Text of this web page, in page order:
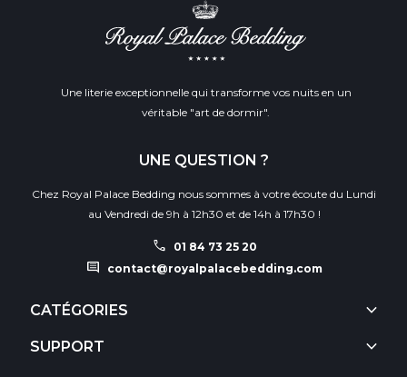
Une literie exceptionnelle qui transforme vos nuits en un
véritable "art de dormir".
UNE QUESTION ?
Chez Royal Palace Bedding nous sommes à votre écoute du Lundi
au Vendredi de 9h à 12h30 et de 14h à 17h30 !
call 01 84 73 25 20
comment contact@royalpalacebedding.com
CATÉGORIES keyboard_arrow_down
SUPPORT keyboard_arrow_down